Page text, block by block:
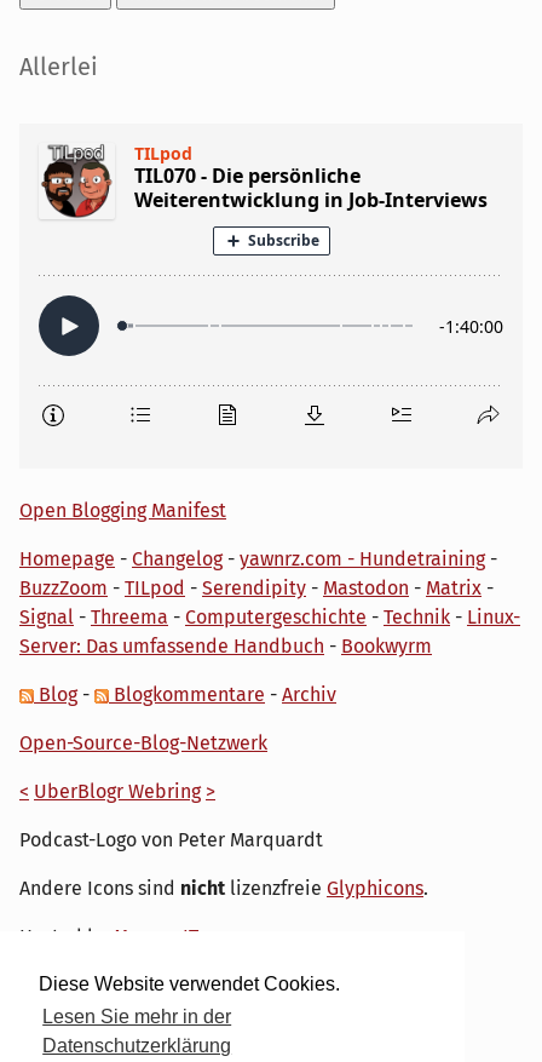
Diese Website verwendet Cookies.
Lesen Sie mehr in der
Datenschutzerklärung
Seitenleiste
Allerlei
Open Blogging Manifest
Homepage - Changelog- yawnrz.com - Hundetraining-
BuzzZoom - TILpod - Serendipity - Mastodon - Matrix -
Signal - Threema - Computergeschichte - Technik - Linux-
Server: Das umfassende Handbuch - Bookwyrm
Blog- Blogkommentare - Archiv
Open-Source-Blog-Netzwerk
< UberBlogr Webring >
Podcast-Logo von Peter Marquardt
Andere Icons sind nicht lizenzfreie Glyphicons.
Hosted by My own IT.